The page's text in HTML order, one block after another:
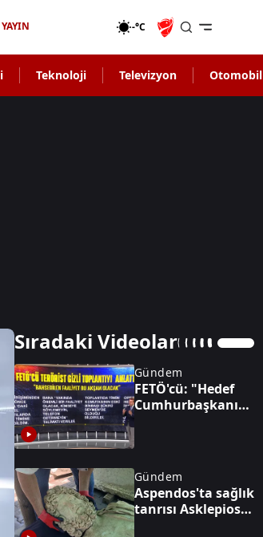
-°C
Teknoloji Televizyon Otomobil
Sıradaki Videolar
Gündem
FETÖ'cü: "Hedef
Cumhurbaşkanını
Gündem
Aspendos'ta sağlık
tanrısı Asklepios